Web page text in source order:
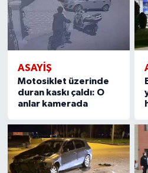
ASAYIŞ
Motosiklet üzerinde
duran kaskı çaldı: O
anlar kamerada